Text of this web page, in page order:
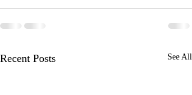
Recent Posts See All